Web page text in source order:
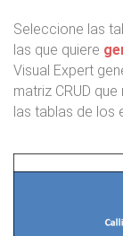
Seleccione las
las que quiere
Visual Expert
matriz CRUD
las tablas de los